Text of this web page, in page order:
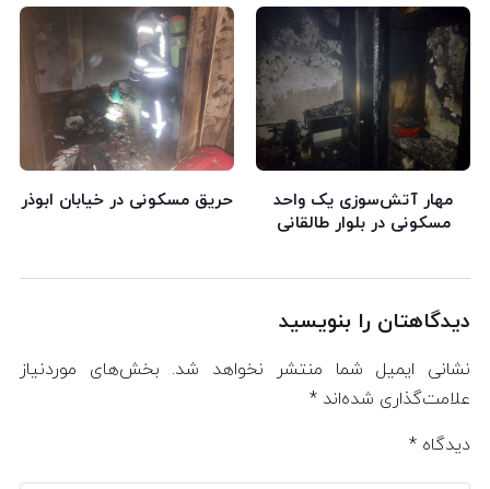
مهار آتش‌سوزی یک واحد
مسکونی در بلوار طالقانی
حریق مسکونی در خیابان ابوذر
دیدگاهتان را بنویسید
نشانی ایمیل شما منتشر نخواهد شد. بخش‌های موردنیاز
علامت‌گذاری شده‌اند *
دیدگاه *